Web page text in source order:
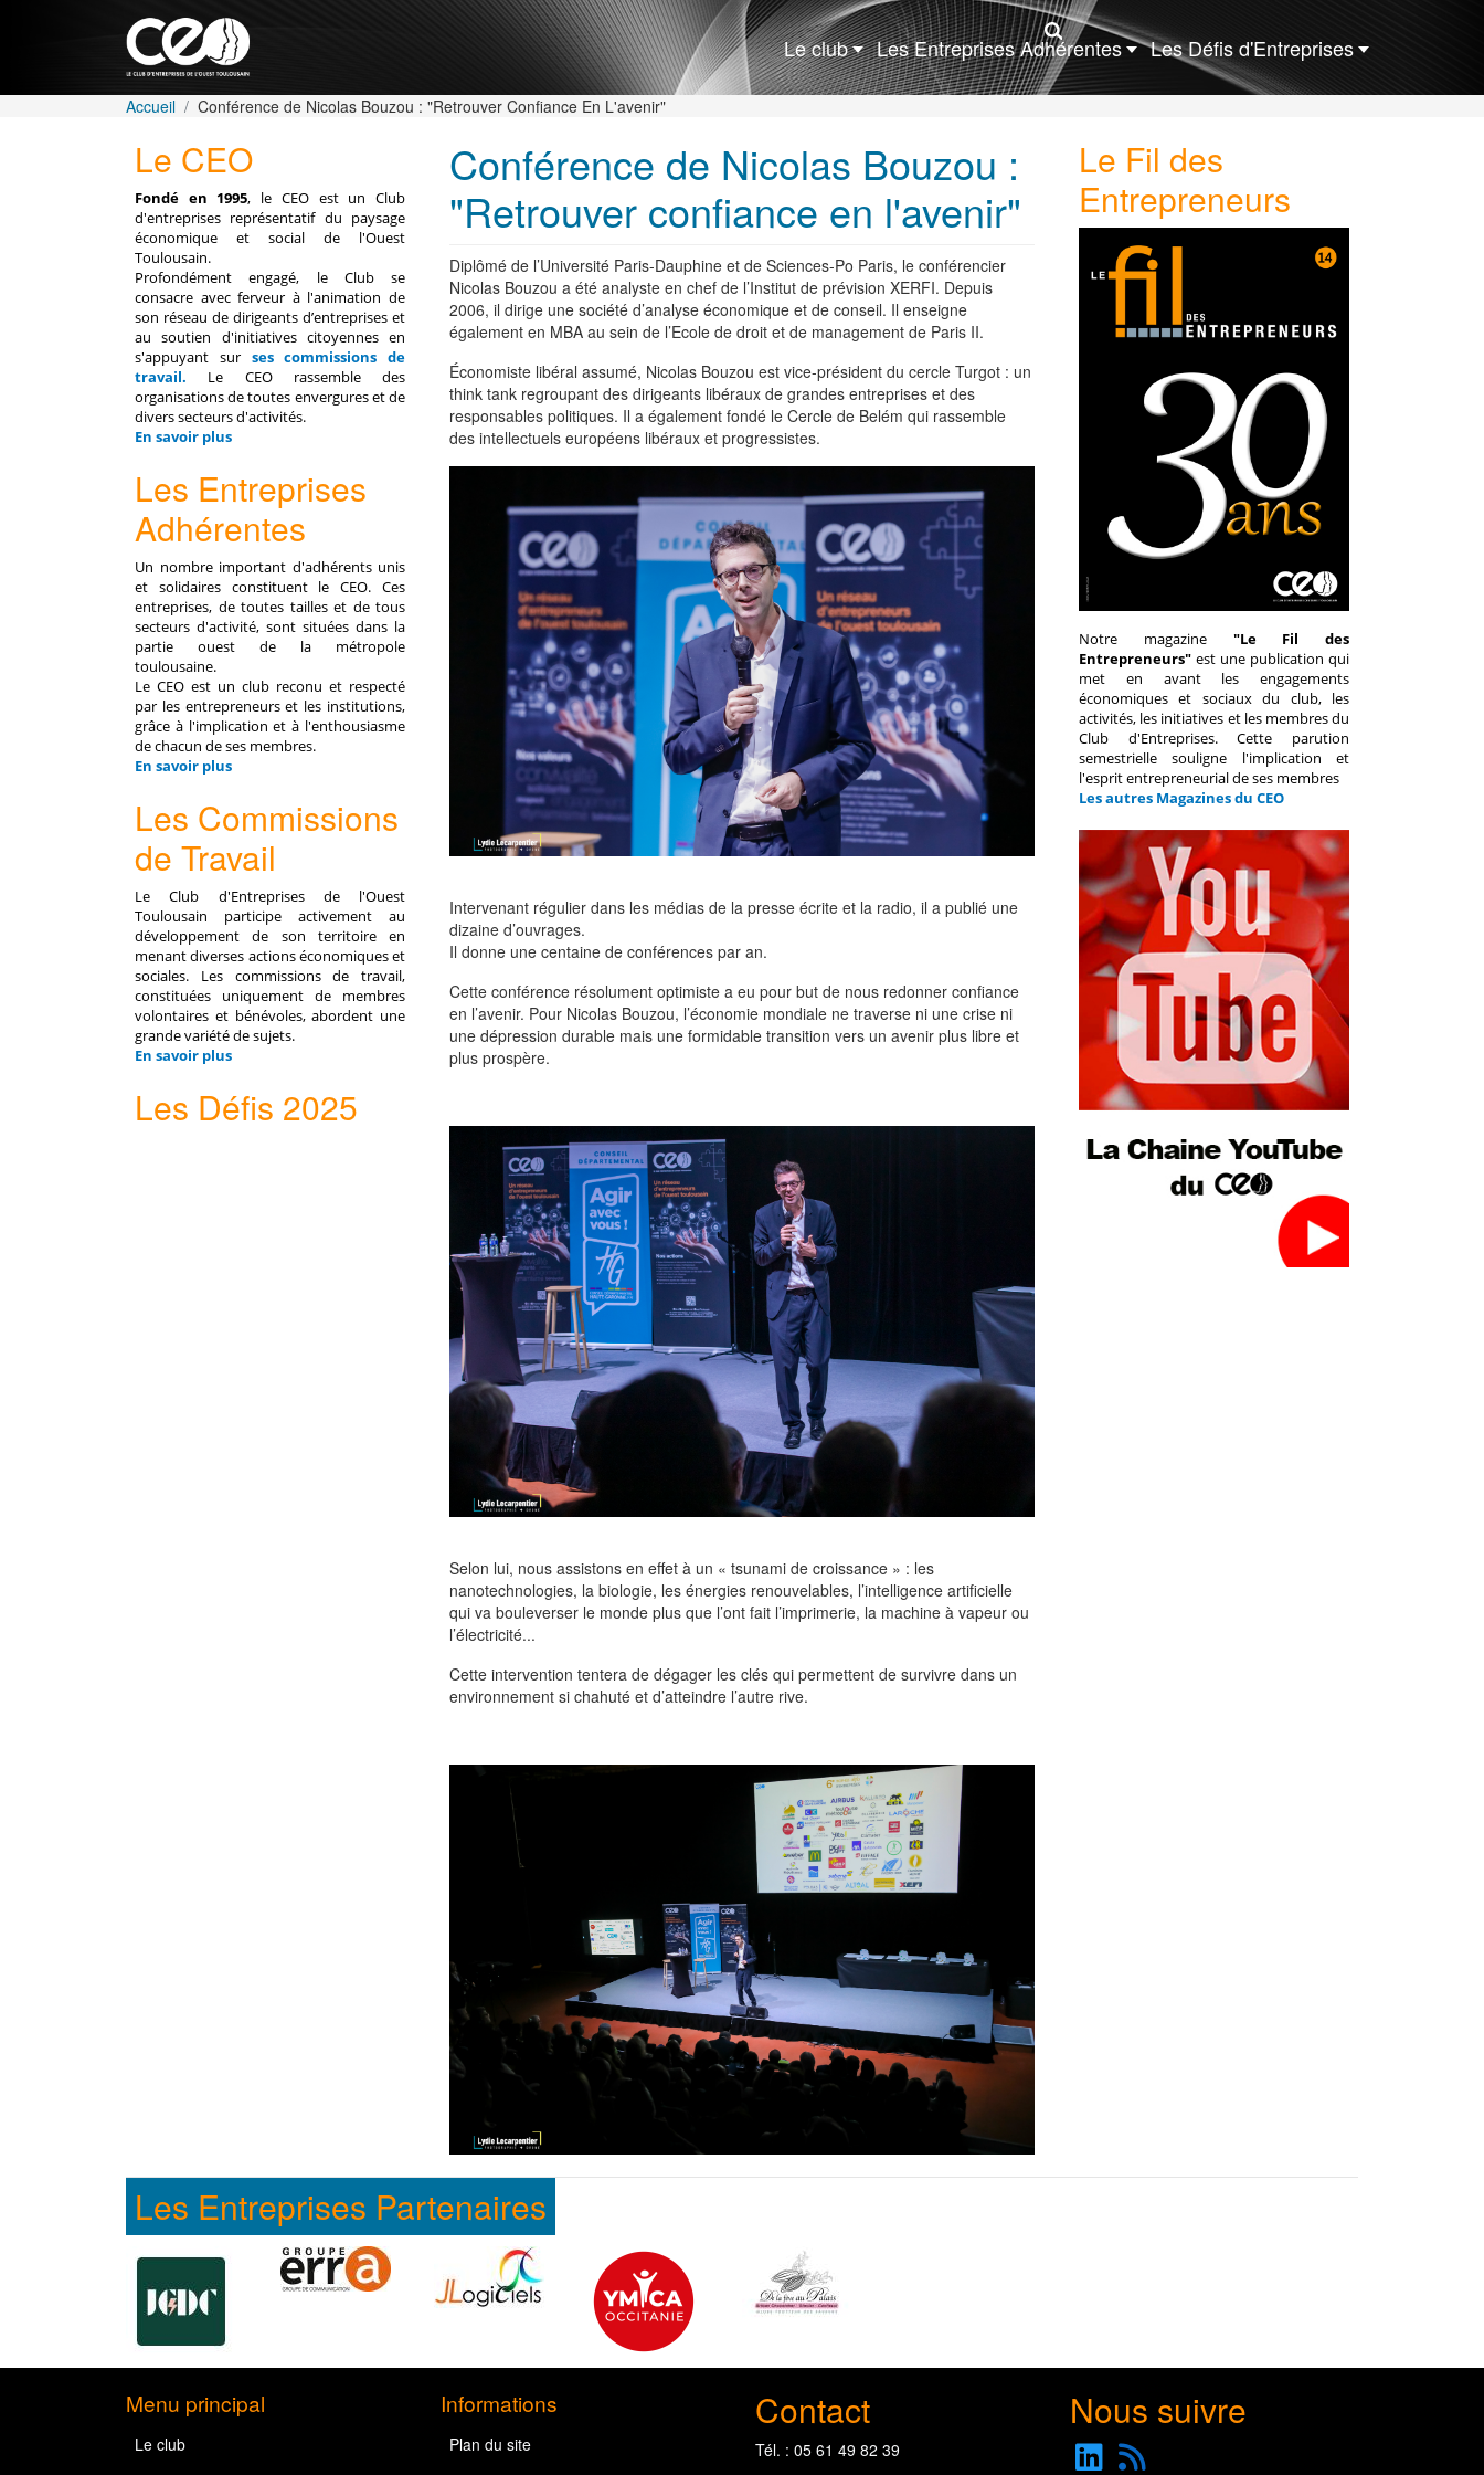
Rechercher
Le club Les Entreprises Adhérentes Les Défis d'Entreprises
Fil d'Ariane
Accueil Conférence de Nicolas Bouzou : "Retrouver Confiance En L'avenir"
Le CEO
Fondé en 1995, le CEO est un Club
d'entreprises représentatif du paysage
économique et social de l'Ouest
Toulousain.
Profondément engagé, le Club se
consacre avec ferveur à l'animation de
son réseau de dirigeants d’entreprises et
au soutien d'initiatives citoyennes en
s'appuyant sur ses commissions de
travail.
Le CEO rassemble des
organisations de toutes envergures et de
divers secteurs d'activités.
En savoir plus
Les Entreprises
Adhérentes
Un nombre important d'adhérents unis
et solidaires constituent le CEO. Ces
entreprises, de toutes tailles et de tous
secteurs d'activité, sont situées dans la
partie ouest de la métropole
toulousaine.
Le CEO est un club reconu et respecté
par les entrepreneurs et les institutions,
grâce à l'implication et à l'enthousiasme
de chacun de ses membres.
En savoir plus
Les Commissions
de Travail
Le Club d'Entreprises de l'Ouest
Toulousain participe activement au
développement de son territoire en
menant diverses actions économiques et
sociales. Les commissions de travail,
constituées uniquement de membres
volontaires et bénévoles, abordent une
grande variété de sujets.
En savoir plus
Les Défis 2025
Conférence de Nicolas Bouzou :
"Retrouver confiance en l'avenir"
Diplômé de l’Université Paris-Dauphine et de Sciences-Po Paris, le conférencier
Nicolas Bouzou a été analyste en chef de l’Institut de prévision XERFI. Depuis
2006, il dirige une société d’analyse économique et de conseil. Il enseigne
également en MBA au sein de l’Ecole de droit et de management de Paris II.
Économiste libéral assumé, Nicolas Bouzou est vice-président du cercle Turgot : un
think tank regroupant des dirigeants libéraux de grandes entreprises et des
responsables politiques. Il a également fondé le Cercle de Belém qui rassemble
des intellectuels européens libéraux et progressistes.
Intervenant régulier dans les médias de la presse écrite et la radio, il a publié une
dizaine d’ouvrages.
Il donne une centaine de conférences par an.
Cette conférence résolument optimiste a eu pour but de nous redonner confiance
en l’avenir. Pour Nicolas Bouzou, l’économie mondiale ne traverse ni une crise ni
une dépression durable mais une formidable transition vers un avenir plus libre et
plus prospère.
Selon lui, nous assistons en effet à un « tsunami de croissance » : les
nanotechnologies, la biologie, les énergies renouvelables, l’intelligence artificielle
qui va bouleverser le monde plus que l’ont fait l’imprimerie, la machine à vapeur ou
l’électricité...
Cette intervention tentera de dégager les clés qui permettent de survivre dans un
environnement si chahuté et d’atteindre l’autre rive.
Le Fil des
Entrepreneurs
Notre magazine "Le Fil des
Entrepreneurs" est une publication qui
met en avant les engagements
économiques et sociaux du club, les
activités, les initiatives et les membres du
Club d'Entreprises. Cette parution
semestrielle souligne l'implication et
l'esprit entrepreneurial de ses membres
Les autres Magazines du CEO
Les Entreprises Partenaires
Menu principal
Le club
Informations
Plan du site
Contact
Tél. : 05 61 49 82 39
Nous suivre